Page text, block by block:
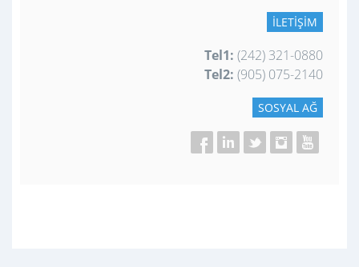
İLETIŞIM
Tel1: (242) 321-0880
Tel2: (905) 075-2140
SOSYAL AĞ